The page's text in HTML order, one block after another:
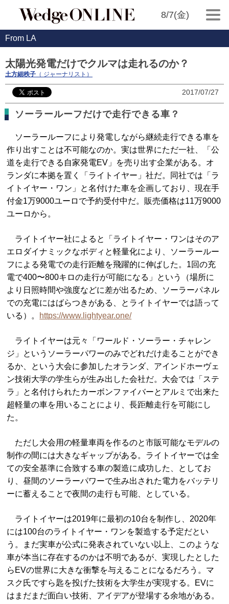
8/7(金)
From LA
太陽光発電だけでクルマは走れるのか？
土方細秩子 （ ジャーナリスト）
2017/07/27
ソーラールーフだけで走行できる車？
ソーラールーフにより発電しながら継続走行できる車を
作り出すことは不可能なのか。実は世界にただ一社、「公
道を走行できる自家発電EV」を売り出す企業がある。オ
ランダに本拠を置く「ライトイヤー」社だ。同社では「ラ
イトイヤー・ワン」と名付けた車を企画しており、現在手
付金1万9000ユーロで予約受付中だ。販売価格は11万9000
ユーロから。
ライトイヤー社によると「ライトイヤー・ワンはそのア
エロダイナミックなボディと軽量化により、ソーラールー
フによる発電での走行距離を飛躍的に伸ばした。1回の充
電で400〜800キロの走行が可能になる」という（場所に
より日照時間や強度などに差が出るため、ソーラーパネル
での充電にはばらつきがある、とライトイヤーでは語って
いる）。
https://www.lightyear.one/
ライトイヤーは元々「ワールド・ソーラー・チャレン
ジ」というソーラーパワーのみでどれだけ走ることができ
るか、という大会に参加したオランダ、アインドホーヴェ
ン技術大学の学生らが生み出した会社だ。大会では「ステ
ラ」と名付けられたカーボンファイバーとアルミで出来た
超軽量の車を用いることにより、長距離走行を可能にし
た。
ただし大会用の軽量車両を作るのと市販可能なモデルの
制作の間には大きなギャップがある。ライトイヤーでは全
ての安全基準に合致する車の製造に成功した、としてお
り、昼間のソーラーパワーで生み出された電力をバッテリ
ーに蓄えることで夜間の走行も可能、としている。
ライトイヤーは2019年に最初の10台を制作し、2020年
には100台のライトイヤー・ワンを製造する予定だとい
う。まだ実車が公式に発表されていない以上、このような
車が本当に存在するのかは不明であるが、実現したとした
らEVの世界に大きな衝撃を与えることになるだろう。マ
スク氏ですら匙を投げた技術を大学生が実現する。EVに
はまだまだ面白い技術、アイデアが登場する余地がある。